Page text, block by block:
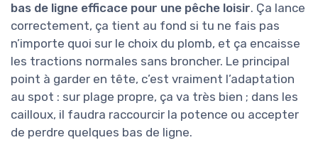
bas de ligne efficace pour une pêche loisir. Ça lance
correctement, ça tient au fond si tu ne fais pas
n’importe quoi sur le choix du plomb, et ça encaisse
les tractions normales sans broncher. Le principal
point à garder en tête, c’est vraiment l’adaptation
au spot : sur plage propre, ça va très bien ; dans les
cailloux, il faudra raccourcir la potence ou accepter
de perdre quelques bas de ligne.